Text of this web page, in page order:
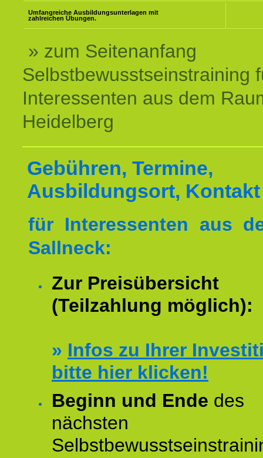
Umfangreiche Ausbildungsunterlagen mit
zahlreichen Übungen.
» zum Seitenanfang
Selbstbewusstseinstraining
Interessenten aus dem
Heidelberg
Gebühren, Termine,
Ausbildungsort, Kontakt
für Interessenten aus
Sallneck:
Zur Preisübersicht
(Teilzahlung möglich):
» Infos zu Ihrer
bitte hier klicken!
Beginn und Ende des
nächsten